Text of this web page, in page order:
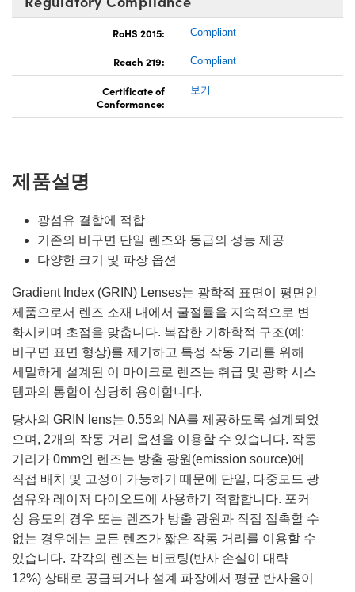
RoHS 2015: Compliant
Reach 219: Compliant
Certificate of
Conformance:
보기
제품설명
광섬유 결합에 적합
기존의 비구면 단일 렌즈와 동급의 성능 제공
다양한 크기 및 파장 옵션
Gradient Index (GRIN) Lenses는 광학적 표면이 평면인
제품으로서 렌즈 소재 내에서 굴절률을 지속적으로 변
화시키며 초점을 맞춥니다. 복잡한 기하학적 구조(예:
비구면 표면 형상)를 제거하고 특정 작동 거리를 위해
세밀하게 설계된 이 마이크로 렌즈는 취급 및 광학 시스
템과의 통합이 상당히 용이합니다.
당사의 GRIN lens는 0.55의 NA를 제공하도록 설계되었
으며, 2개의 작동 거리 옵션을 이용할 수 있습니다. 작동
거리가 0mm인 렌즈는 방출 광원(emission source)에
직접 배치 및 고정이 가능하기 때문에 단일, 다중모드 광
섬유와 레이저 다이오드에 사용하기 적합합니다. 포커
싱 용도의 경우 또는 렌즈가 방출 광원과 직접 접촉할 수
없는 경우에는 모든 렌즈가 짧은 작동 거리를 이용할 수
있습니다. 각각의 렌즈는 비코팅(반사 손실이 대략
12%) 상태로 공급되거나 설계 파장에서 평균 반사율이